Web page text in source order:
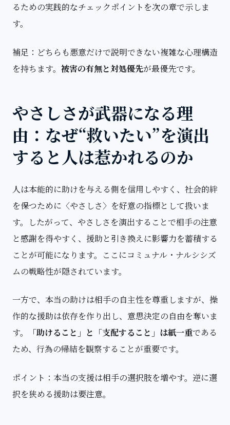
るための実践的なチェックポイントを次の章で示しま
す。
補足：どちらも悪意だけで説明できない複雑な心理構造
を持ちます。 被害の有無と対処優先が最優先です。
やさしさが武器になる理
由：なぜ“救いたい”を演出
すると人は惹かれるのか
人は本能的に助けを与える側を信用しやすく、社会的絆
を保つために〈やさしさ〉を好意の指標として扱いま
す。したがって、やさしさを演出することで相手の注意
と感謝を得やすく、援助と引き換えに影響力を蓄積する
ことが可能になります。ここにコミュナル・ナルシシズ
ムの戦略性が隠されています。
一方で、本当の助けは相手の自主性を尊重しますが、操
作的な援助は依存を作り出し、意思決定の自由を奪いま
す。
「助けること」と「支配すること」は紙一重である
ため、行為の帰結を観察することが重要です。
ポイント：本当の支援は相手の選択肢を増やす。逆に選
択を狭める援助は要注意。